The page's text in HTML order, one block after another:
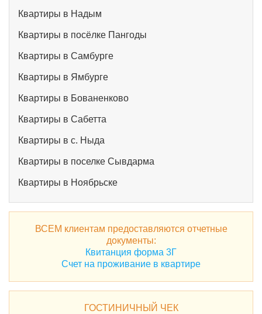
Квартиры в Надым
Квартиры в посёлке Пангоды
Квартиры в Самбурге
Квартиры в Ямбурге
Квартиры в Бованенково
Квартиры в Сабетта
Квартиры в с. Ныда
Квартиры в поселке Сывдарма
Квартиры в Ноябрьске
ВСЕМ клиентам предоставляются отчетные
документы:
Квитанция форма 3Г
Счет на проживание в квартире
ГОСТИНИЧНЫЙ ЧЕК